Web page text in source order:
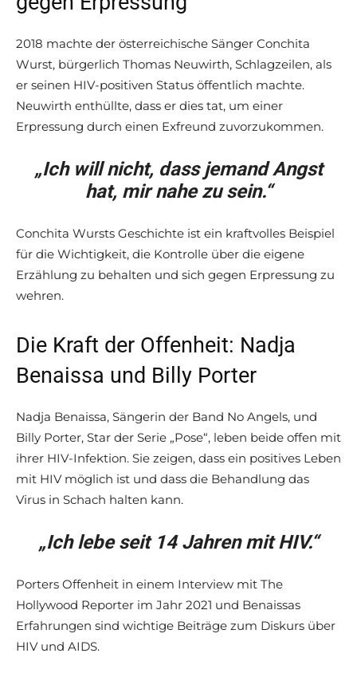
2018 machte der österreichische Sänger Conchita
Wurst, bürgerlich Thomas Neuwirth, Schlagzeilen, als
er seinen HIV-positiven Status öffentlich machte.
Neuwirth enthüllte, dass er dies tat, um einer
Erpressung durch einen Exfreund zuvorzukommen.
„Ich will nicht, dass jemand Angst
hat, mir nahe zu sein.“
Conchita Wursts Geschichte ist ein kraftvolles Beispiel
für die Wichtigkeit, die Kontrolle über die eigene
Erzählung zu behalten und sich gegen Erpressung zu
wehren.
Die Kraft der Offenheit: Nadja
Benaissa und Billy Porter
Nadja Benaissa, Sängerin der Band No Angels, und
Billy Porter, Star der Serie „Pose“, leben beide offen mit
ihrer HIV-Infektion. Sie zeigen, dass ein positives Leben
mit HIV möglich ist und dass die Behandlung das
Virus in Schach halten kann.
„Ich lebe seit 14 Jahren mit HIV.“
Porters Offenheit in einem Interview mit The
Hollywood Reporter im Jahr 2021 und Benaissas
Erfahrungen sind wichtige Beiträge zum Diskurs über
HIV und AIDS.